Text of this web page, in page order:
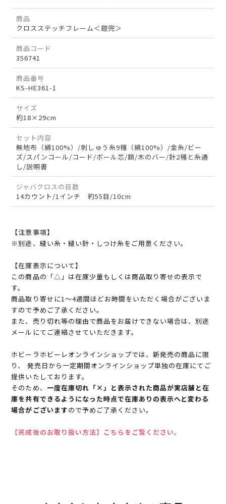
商品
クロスステッチフレーム＜鎧兜＞
商品コード
356741
商品番号
KS-HE361-1
サイズ
約18×29cm
セット内容
無地布（綿100%）/刺しゅう糸9種（綿100%）/金糸/ビー
ズ/スパンコール/コード/ボール芯/額/木のバー/針2種と糸通
し/説明書
ジャバクロスの目数
14カウント/1インチ 約55目/10cm
【注意事項】
※別途、縫い糸・縫い針・しつけ糸をご用意ください。
【在庫表示について】
この商品の「△」は在庫少量もしくは商品取り寄せの表示で
す。
商品取り寄せに1～4週間ほどお時間をいただく場合がございま
すので予めご了承ください。
また、売り切れ等の理由で商品をお届けできない場合は、別途
メールにてご連絡させていただきます。
ホビーラホビーレオンラインショップでは、新発売の商品に限
り、 発売日から一定期間オンラインショップ単独の在庫にてご
提供いたしております。
そのため、 一度在庫切れ「×」と表示された商品が実店舗と在
庫を共有できるようになった時点で在庫ありの表示へと変わる
場合がございますので予めご了承ください。
【完成後のお取り扱い方法】こちらをご覧ください。